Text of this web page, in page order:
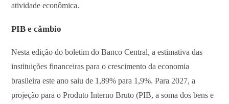
atividade econômica.
PIB e câmbio
Nesta edição do boletim do Banco Central, a estimativa das
instituições financeiras para o crescimento da economia
brasileira este ano saiu de 1,89% para 1,9%. Para 2027, a
projeção para o Produto Interno Bruto (PIB, a soma dos bens e